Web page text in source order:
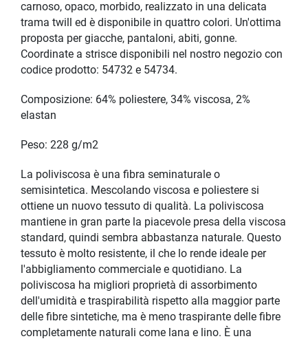
carnoso, opaco, morbido, realizzato in una delicata
trama twill ed è disponibile in quattro colori. Un'ottima
proposta per giacche, pantaloni, abiti, gonne.
Coordinate a strisce disponibili nel nostro negozio con
codice prodotto: 54732 e 54734.
Composizione: 64% poliestere, 34% viscosa, 2%
elastan
Peso: 228 g/m2
La poliviscosa è una fibra seminaturale o
semisintetica. Mescolando viscosa e poliestere si
ottiene un nuovo tessuto di qualità. La poliviscosa
mantiene in gran parte la piacevole presa della viscosa
standard, quindi sembra abbastanza naturale. Questo
tessuto è molto resistente, il che lo rende ideale per
l'abbigliamento commerciale e quotidiano. La
poliviscosa ha migliori proprietà di assorbimento
dell'umidità e traspirabilità rispetto alla maggior parte
delle fibre sintetiche, ma è meno traspirante delle fibre
completamente naturali come lana e lino. È una